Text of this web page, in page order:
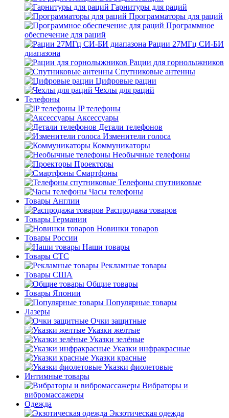
Гарнитуры для раций
Программаторы для раций
Программное
обеспечение для раций
Рации 27МГц СИ-БИ
диапазона
Рации для горнолыжников
Спутниковые антенны
Цифровые рации
Чехлы для раций
Телефоны
IP телефоны
Аксессуары
Детали телефонов
Изменители голоса
Коммуникаторы
Необычные телефоны
Проекторы
Смартфоны
Телефоны спутниковые
Часы телефоны
Товары Англии
Распродажа товаров
Товары Германии
Новинки товаров
Товары России
Наши товары
Товары СТС
Рекламные товары
Товары США
Общие товары
Товары Японии
Популярные товары
Лазеры
Очки защитные
Указки желтые
Указки зелёные
Указки инфракрасные
Указки красные
Указки фиолетовые
Интимные товары
Вибраторы и
вибромассажеры
Одежда
Экзотическая одежда